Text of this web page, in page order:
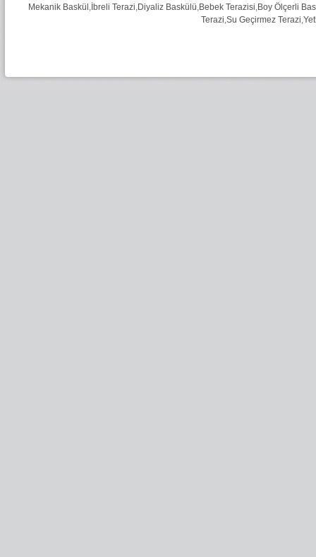
Mekanik Baskül , İbreli Terazi,Diyaliz Baskülü,Bebek Terazisi,Boy Ölçerli
Terazi,Su Geçirmez Terazi,